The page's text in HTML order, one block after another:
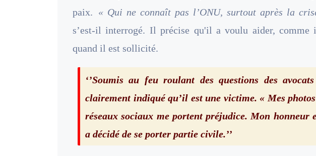
paix. « Qui ne connaît pas l’ONU, surtout après la
s’est-il interrogé. Il précise qu'il a voulu aider,
quand il est sollicité.
‘’Soumis au feu roulant des questions des
clairement indiqué qu’il est une victime. « Mes
réseaux sociaux me portent préjudice. Mon
a décidé de se porter partie civile.’’